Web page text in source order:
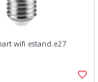
wifi estand.e27